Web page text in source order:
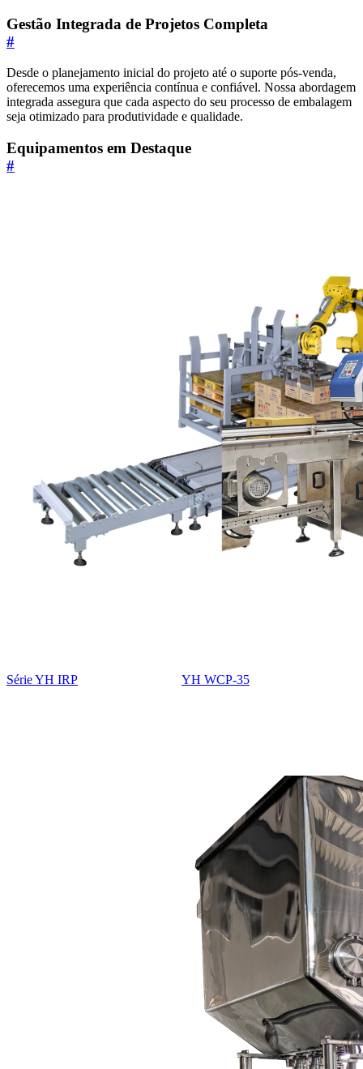
Gestão Integrada de Projetos Completa
#
Desde o planejamento inicial do projeto até o suporte pós-venda,
oferecemos uma experiência contínua e confiável. Nossa abordagem
integrada assegura que cada aspecto do seu processo de embalagem
seja otimizado para produtividade e qualidade.
Equipamentos em Destaque
#
Série YH IRP YH WCP-35